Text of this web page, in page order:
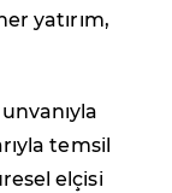
yatırım,
temsil
elçisi